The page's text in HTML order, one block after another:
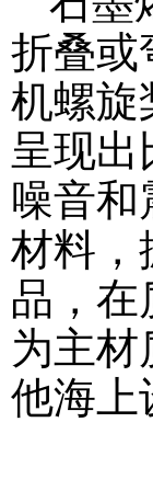
折叠或
机螺旋
呈现
噪音和
材料，
品，在
为主材
他海上